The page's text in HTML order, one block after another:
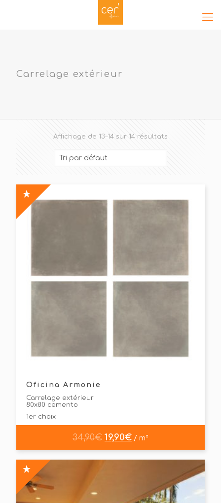
Carrelage extérieur
Affichage de 13–14 sur 14 résultats
Oficina Armonie
Carrelage extérieur
80x80 cemento
1er choix
34,90€ 19,90€ / m²